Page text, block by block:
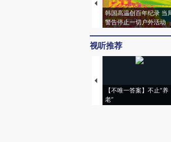
韩国高温创百年纪录 当
警告停止一切户外活动
视听推荐
【不唯一答案】不止“养
老”